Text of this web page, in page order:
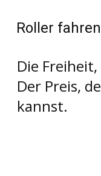
Roller
Die
Der Preis,
kannst.